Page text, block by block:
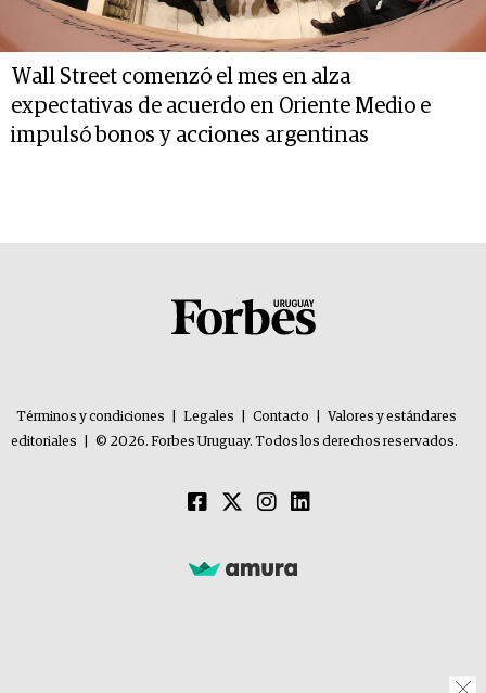
Wall Street comenzó el mes en alza
expectativas de acuerdo en Oriente Medio e
impulsó bonos y acciones argentinas
Términos y condiciones Legales Contacto
Valores y estándares
editoriales
© 2026. Forbes Uruguay. Todos los derechos reservados.